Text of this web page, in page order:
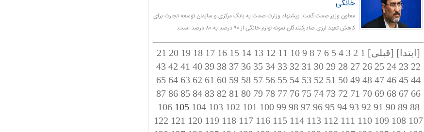
خانگی
معاون وزیر صمت گفت: پیشنهاد وزارت صمت به بانک مرکزی و سازمان توسعه تجارت برای
کاهش تعهد ارزی صادرکنندگان نمونه لوازم خانگی از ۹۰ درصد به ۸۰ درصد است.
[ابتدا] [قبلی] 1
2
3
4
5
6
7
8
9
10
11
12
13
14
15
16
17
18
19
20
21
22
23
24
25
26
27
28
29
30
31
32
33
34
35
36
37
38
39
40
41
42
43
44
45
46
47
48
49
50
51
52
53
54
55
56
57
58
59
60
61
62
63
64
65
66
67
68
69
70
71
72
73
74
75
76
77
78
79
80
81
82
83
84
85
86
87
88
89
90
91
92
93
94
95
96
97
98
99
100
101
102
103
104
105
106
107
108
109
110
111
112
113
114
115
116
117
118
119
120
121
122